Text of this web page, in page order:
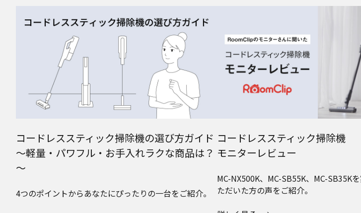
コードレススティック掃除機の選び方ガイド
～軽量・パワフル・お手入れラクな商品は？
～
4つのポイントからあなたにぴったりの一台をご紹介。
コードレススティック掃除機
モニターレビュー
MC-NX500K、MC-SB55K、MC-SB35K
ただいた方の声をご紹介。